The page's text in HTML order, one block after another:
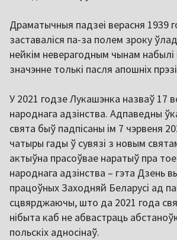
Драматычныя падзеі верасня 1939
заставаліся па-за полем зроку
нейкім неверагодным чынам набылі
значэнне толькі пасля апошніх
У 2021 годзе Лукашэнка назваў 17
народнага адзінства. Адпаведны
свята быў падпісаны ім 7 чэрвеня
чатыры гады ў сувязі з новым
актыўна прасоўвае наратыў пра
народнага адзінства – гэта Дзень
працоўных Заходняй Беларусі ад
сцвярджаючы, што да 2021 года
нібыта каб не абвастраць
польскіх адносінаў.